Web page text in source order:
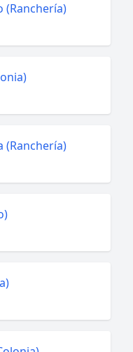
(Ranchería)
(Ranchería)